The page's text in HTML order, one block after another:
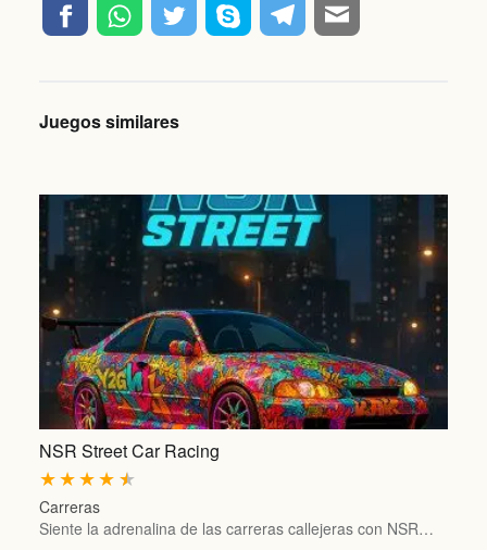
Juegos similares
NSR Street Car Racing
★
★
★
★
★
Carreras
Siente la adrenalina de las carreras callejeras con NSR…